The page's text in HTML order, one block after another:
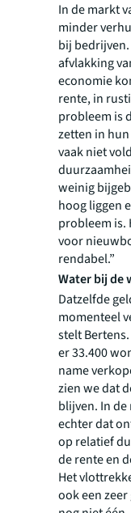
In de markt
minder
bij
afvlakking
economie
rente, in
probleem is
zetten in
vaak niet
weinig
hoog liggen
probleem is.
voor
rendabel.”
Water bij de
Datzelfde
momenteel
stelt
er 33.400
name
zien we dat
blijven. In
echter dat
op relatief
de rente en
Het
ook een